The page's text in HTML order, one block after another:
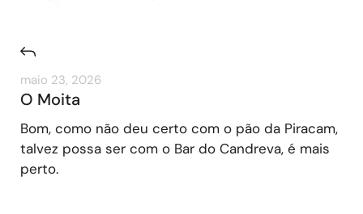
maio 23, 2026
O Moita
Bom, como não deu certo com o pão da Piracam,
talvez possa ser com o Bar do Candreva, é mais
perto.